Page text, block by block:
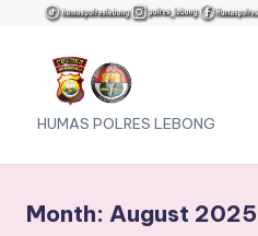
content
HUMAS POLRES LEBONG
Month: August 2025